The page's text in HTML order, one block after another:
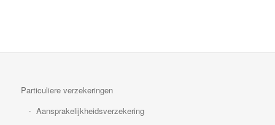
Particuliere verzekeringen
Aansprakelijkheidsverzekering